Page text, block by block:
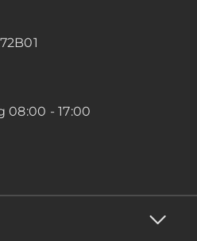
08:00 - 17:00